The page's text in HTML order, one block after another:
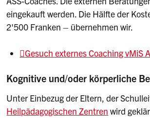
eingekauft werden. Die Hälfte der
2'500 Franken – übernehmen wir.
Gesuch externes Coaching vMiS
Kognitive und/oder körperliche
Unter Einbezug der Eltern, der
Heilpädagogischen Zentren wird